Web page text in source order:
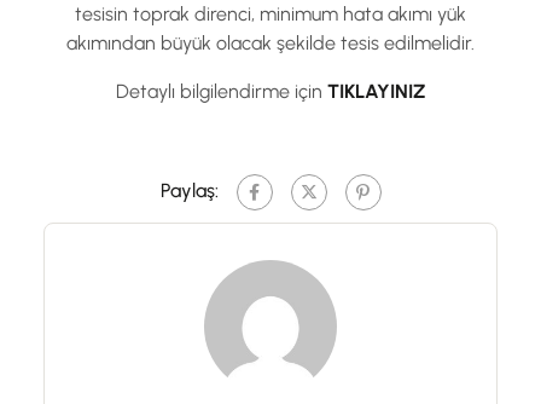
tesisin toprak direnci, minimum hata akımı yük
akımından büyük olacak şekilde tesis edilmelidir.
Detaylı bilgilendirme için TIKLAYINIZ
Paylaş: